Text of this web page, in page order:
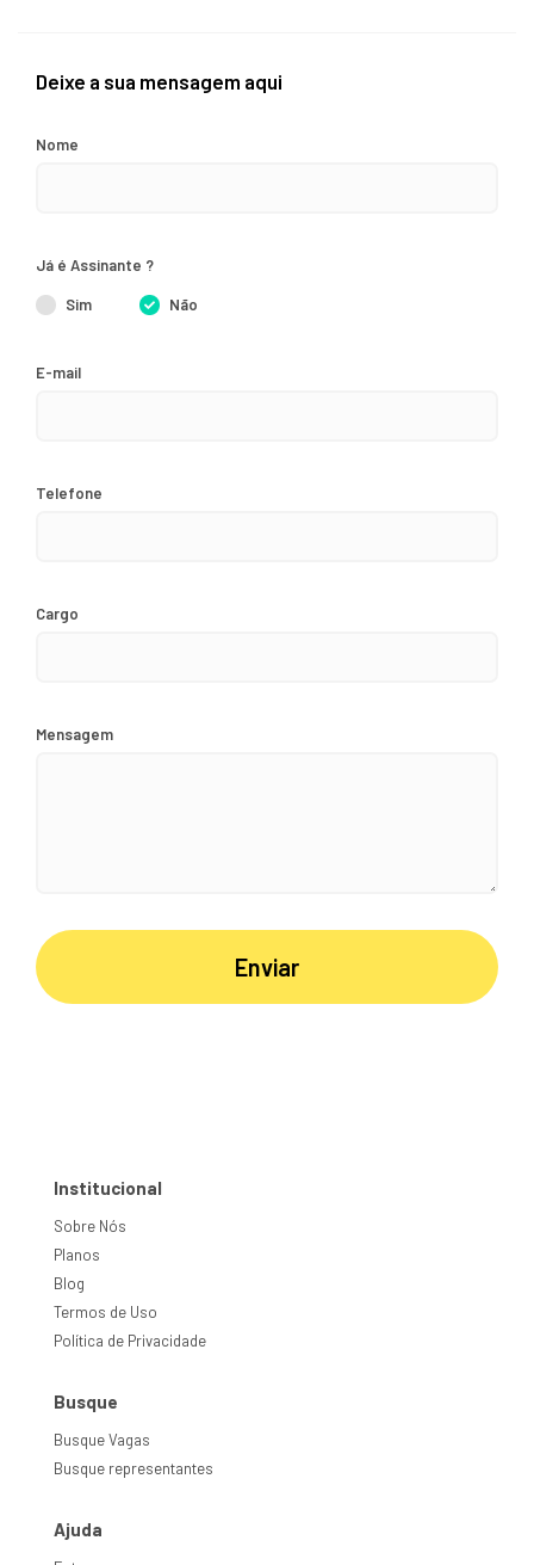
Deixe a sua mensagem aqui
Nome
Já é Assinante ?
Sim Não
E-mail
Telefone
Cargo
Mensagem
Enviar
Institucional
Sobre Nós
Planos
Blog
Termos de Uso
Política de Privacidade
Busque
Busque Vagas
Busque representantes
Ajuda